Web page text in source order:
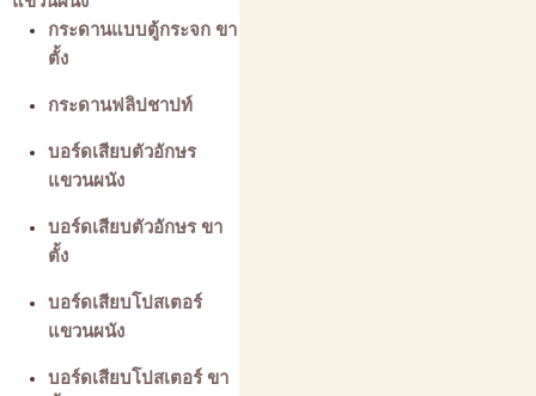
กระดานแบบตู้กระจก ขา
ตั้ง
กระดานฟลิปชาปท์
บอร์ดเสียบตัวอักษร
แขวนผนัง
บอร์ดเสียบตัวอักษร ขา
ตั้ง
บอร์ดเสียบโปสเตอร์
แขวนผนัง
บอร์ดเสียบโปสเตอร์ ขา